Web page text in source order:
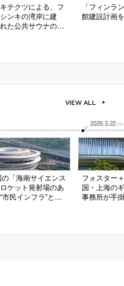
テクツによる、フ
ンキの湾岸に建
た公共サウナの写
「フィンラ
館建設計画
「海南サイエンス
ケット発射場のあ
民インフラ”とし
動線”で接続され
2026.5.22 FRI
フォスター
国・上海の
事務所が手
を反射する
VIEW ALL